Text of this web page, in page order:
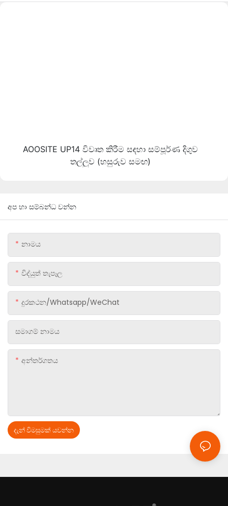
AOOSITE UP14 විවෘත කිරීම සඳහා සම්පූර්ණ දිගුව
තල්ලුව (හසුරුව සමඟ)
අප හා සම්බන්ධ වන්න
නාමය
විද්යුත් තැපෑල
දුරකථන/Whatsapp/WeChat
සමාගම් නාමය
අන්තර්ගතය
දැන් විමසුමක් යවන්න